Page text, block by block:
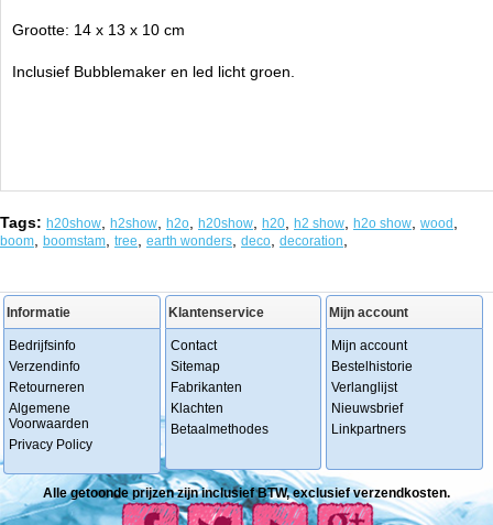
Grootte: 14 x 13 x 10 cm
Inclusief Bubblemaker en led licht groen.
Tags: h20show h2show h2o h20show h20 h2 show h2o show wood
boom boomstam tree earth wonders deco decoration
Informatie
Bedrijfsinfo
Verzendinfo
Retourneren
Algemene
Voorwaarden
Privacy Policy
Klantenservice
Contact
Sitemap
Fabrikanten
Klachten
Betaalmethodes
Mijn account
Mijn account
Bestelhistorie
Verlanglijst
Nieuwsbrief
Linkpartners
Alle getoonde prijzen zijn inclusief BTW, exclusief verzendkosten.